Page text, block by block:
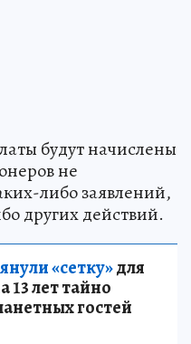
будут начислены
не
либо заявлений,
других действий.
«сетку»для
13 лет тайно
гостей